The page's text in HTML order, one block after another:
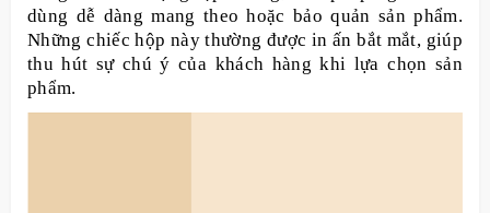
dùng dễ dàng mang theo hoặc bảo quản sản phẩm.
Những chiếc hộp này thường được in ấn bắt mắt, giúp
thu hút sự chú ý của khách hàng khi lựa chọn sản
phẩm.